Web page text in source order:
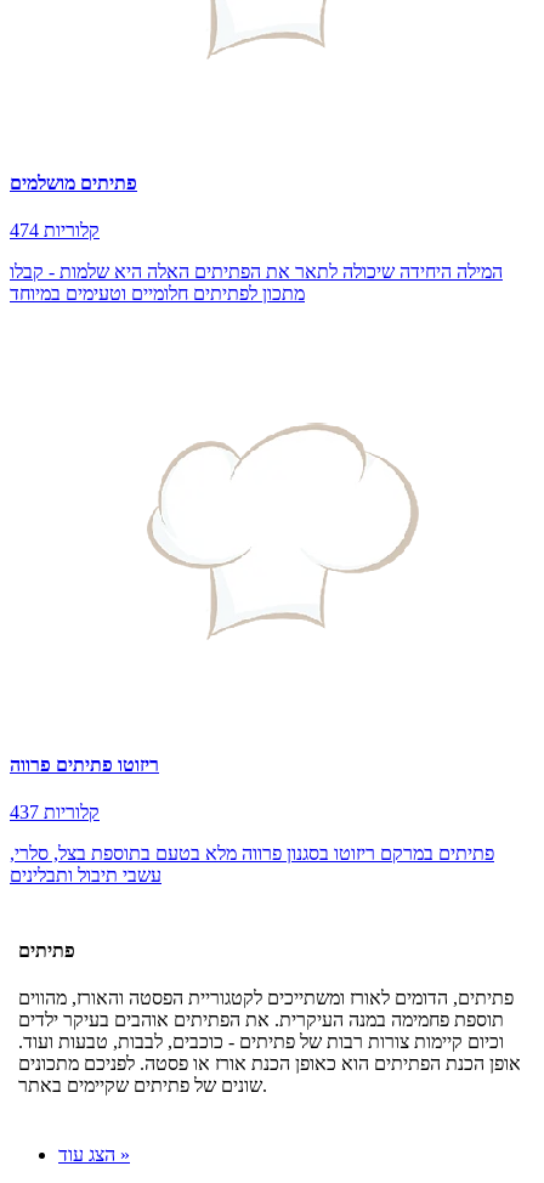
פתיתים מושלמים
474 קלוריות
המילה היחידה שיכולה לתאר את הפתיתים האלה היא שלמות - קבלו
מתכון לפתיתים חלומיים וטעימים במיוחד
ריזוטו פתיתים פרווה
437 קלוריות
פתיתים במרקם ריזוטו בסגנון פרווה מלא בטעם בתוספת בצל, סלרי,
עשבי תיבול ותבלינים
פתיתים
פתיתים, הדומים לאורז ומשתייכים לקטגוריית הפסטה והאורז, מהווים
תוספת פחמימה במנה העיקרית. את הפתיתים אוהבים בעיקר ילדים
וכיום קיימות צורות רבות של פתיתים - כוכבים, לבבות, טבעות ועוד.
אופן הכנת הפתיתים הוא כאופן הכנת אורז או פסטה. לפניכם מתכונים
שונים של פתיתים שקיימים באתר.
הצג עוד »